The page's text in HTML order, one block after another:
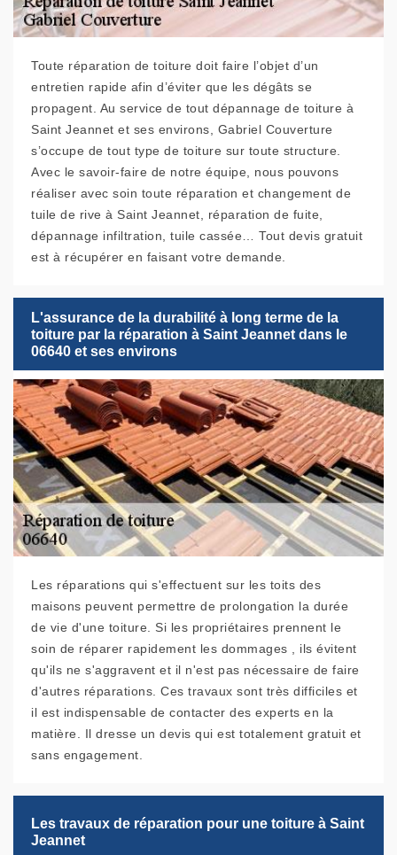
Toute réparation de toiture doit faire l’objet d’un
entretien rapide afin d’éviter que les dégâts se
propagent. Au service de tout dépannage de toiture à
Saint Jeannet et ses environs, Gabriel Couverture
s’occupe de tout type de toiture sur toute structure.
Avec le savoir-faire de notre équipe, nous pouvons
réaliser avec soin toute réparation et changement de
tuile de rive à Saint Jeannet, réparation de fuite,
dépannage infiltration, tuile cassée… Tout devis gratuit
est à récupérer en faisant votre demande.
L'assurance de la durabilité à long terme de la
toiture par la réparation à Saint Jeannet dans le
06640 et ses environs
Les réparations qui s'effectuent sur les toits des
maisons peuvent permettre de prolongation la durée
de vie d'une toiture. Si les propriétaires prennent le
soin de réparer rapidement les dommages , ils évitent
qu'ils ne s'aggravent et il n'est pas nécessaire de faire
d'autres réparations. Ces travaux sont très difficiles et
il est indispensable de contacter des experts en la
matière. Il dresse un devis qui est totalement gratuit et
sans engagement.
Les travaux de réparation pour une toiture à Saint
Jeannet